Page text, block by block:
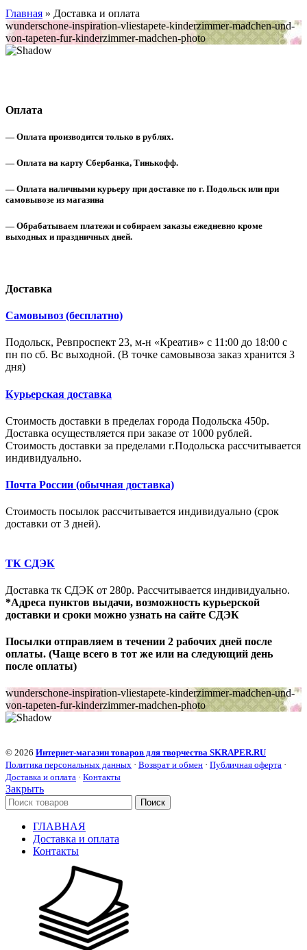
Главная » Доставка и оплата
wunderschone-inspiration-vliestapete-kinderzimmer-madchen-und-
von-tapeten-fur-kinderzimmer-madchen-photo
Оплата
— Оплата производится только в рублях.
— Оплата на карту Сбербанка, Тинькофф.
— Оплата наличными курьеру при доставке по г. Подольск или при
самовывозе из магазина
— Обрабатываем платежи и собираем заказы ежедневно кроме
выходных и праздничных дней.
Доставка
Самовывоз (бесплатно)
Подольск, Ревпроспект 23, м-н «Креатив» с 11:00 до 18:00 с
пн по сб. Вс выходной. (В точке самовывоза заказ хранится 3
дня)
Курьерская доставка
Стоимость доставки в пределах города Подольска 450р.
Доставка осуществляется при заказе от 1000 рублей.
Стоимость доставки за пределами г.Подольска рассчитывается
индивидуально.
Почта России (обычная доставка)
Стоимость посылок рассчитывается индивидуально (срок
доставки от 3 дней).
ТК СДЭК
Доставка тк СДЭК от 280р. Рассчитывается индивидуально.
*Адреса пунктов выдачи, возможность курьерской
доставки и сроки можно узнать на сайте СДЭК
Посылки отправляем в течении 2 рабочих дней после
оплаты. (Чаще всего в тот же или на следующий день
после оплаты)
wunderschone-inspiration-vliestapete-kinderzimmer-madchen-und-
von-tapeten-fur-kinderzimmer-madchen-photo
© 2026 Интернет-магазин товаров для творчества SKRAPER.RU
Политика персональных данных · Возврат и обмен · Публичная оферта ·
Доставка и оплата · Контакты
Закрыть
Поиск
ГЛАВНАЯ
Доставка и оплата
Контакты